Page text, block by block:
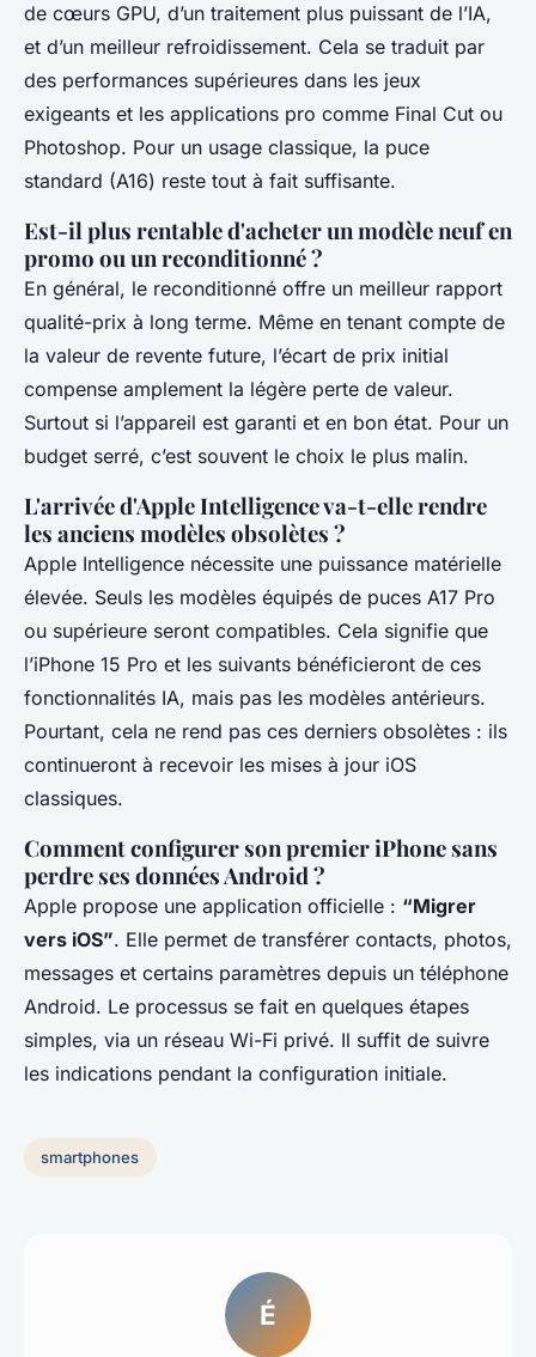
de cœurs GPU, d’un traitement plus puissant de l’IA,
et d’un meilleur refroidissement. Cela se traduit par
des performances supérieures dans les jeux
exigeants et les applications pro comme Final Cut ou
Photoshop. Pour un usage classique, la puce
standard (A16) reste tout à fait suffisante.
Est-il plus rentable d'acheter un modèle neuf en
promo ou un reconditionné ?
En général, le reconditionné offre un meilleur rapport
qualité-prix à long terme. Même en tenant compte de
la valeur de revente future, l’écart de prix initial
compense amplement la légère perte de valeur.
Surtout si l’appareil est garanti et en bon état. Pour un
budget serré, c’est souvent le choix le plus malin.
L'arrivée d'Apple Intelligence va-t-elle rendre
les anciens modèles obsolètes ?
Apple Intelligence nécessite une puissance matérielle
élevée. Seuls les modèles équipés de puces A17 Pro
ou supérieure seront compatibles. Cela signifie que
l’iPhone 15 Pro et les suivants bénéficieront de ces
fonctionnalités IA, mais pas les modèles antérieurs.
Pourtant, cela ne rend pas ces derniers obsolètes : ils
continueront à recevoir les mises à jour iOS
classiques.
Comment configurer son premier iPhone sans
perdre ses données Android ?
Apple propose une application officielle : “Migrer
vers iOS”. Elle permet de transférer contacts, photos,
messages et certains paramètres depuis un téléphone
Android. Le processus se fait en quelques étapes
simples, via un réseau Wi-Fi privé. Il suffit de suivre
les indications pendant la configuration initiale.
smartphones
É